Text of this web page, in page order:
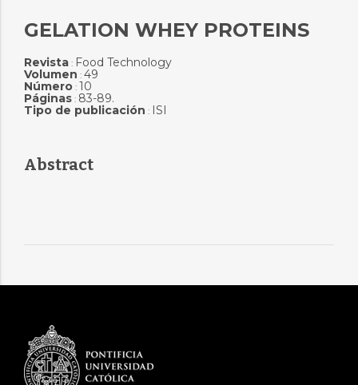
GELATION WHEY PROTEINS
Revista: Food Technology
Volumen : 49
Número: 10
Páginas: 83-89.
Tipo de publicación : ISI
Abstract